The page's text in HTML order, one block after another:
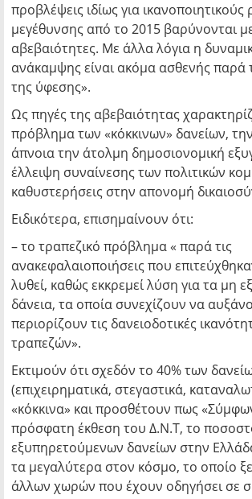
προβλέψεις ιδίως για
μεγέθυνσης από το 2015 βαρύνονται
αβεβαιότητες. Με άλλα λόγια η
ανάκαμψης είναι ακόμα ασθενής παρά
της ύφεσης».
Ως πηγές της αβεβαιότητας
πρόβλημα των «κόκκινων» δανείων,
άπνοια την άτολμη δημοσιονομική
έλλειψη συναίνεσης των πολιτικών
καθυστερήσεις στην απονομή
Ειδικότερα, επισημαίνουν ότι:
– το τραπεζικό πρόβλημα « παρά τις
ανακεφαλαιοποιήσεις που
λυθεί, καθώς εκκρεμεί λύση για τα μη
δάνεια, τα οποία συνεχίζουν να
περιορίζουν τις δανειοδοτικές
τραπεζών».
Εκτιμούν ότι σχεδόν το 40% των
(επιχειρηματικά, στεγαστικά,
«κόκκινα» και προσθέτουν πως
πρόσφατη έκθεση του Δ.Ν.Τ, το
εξυπηρετούμενων δανείων στην
τα μεγαλύτερα στον κόσμο, το οποίο
άλλων χωρών που έχουν οδηγήσει σε